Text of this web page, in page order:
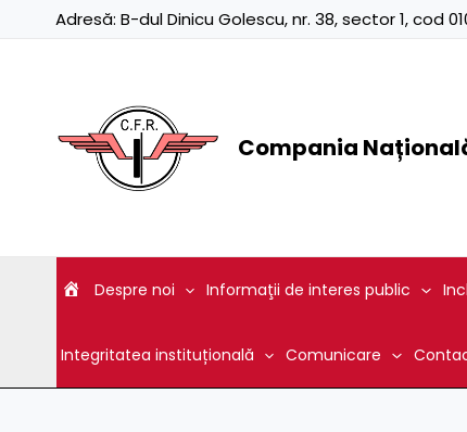
Adresă: B-dul Dinicu Golescu, nr. 38, sector 1, cod
Compania
Despre noi Informaţii de interes public
Integritatea instituțională Comunicare